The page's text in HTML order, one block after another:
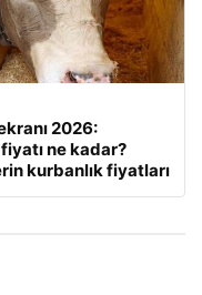
2026:
ne kadar?
kurbanlık fiyatları